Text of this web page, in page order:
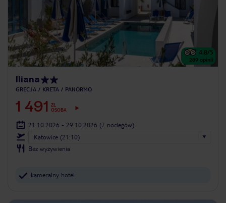
4.8/5
289 opinii
Iliana
GRECJA KRETA PANORMO
1 491
ZŁ
OSOBA
21.10.2026 - 29.10.2026 (7 noclegów)
Katowice (21:10)
Bez wyżywienia
kameralny hotel